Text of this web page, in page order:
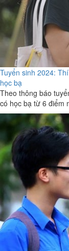
Tuyển sinh 2024:
học bạ
Theo thông báo
có học bạ từ 6 điểm